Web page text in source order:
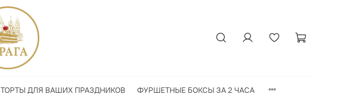
ТОРТЫ ДЛЯ ВАШИХ ПРАЗДНИКОВ ФУРШЕТНЫЕ БОКСЫ ЗА 2 ЧАСА